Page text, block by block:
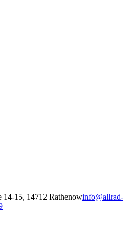
15, 14712 Rathenowinfo@allrad-